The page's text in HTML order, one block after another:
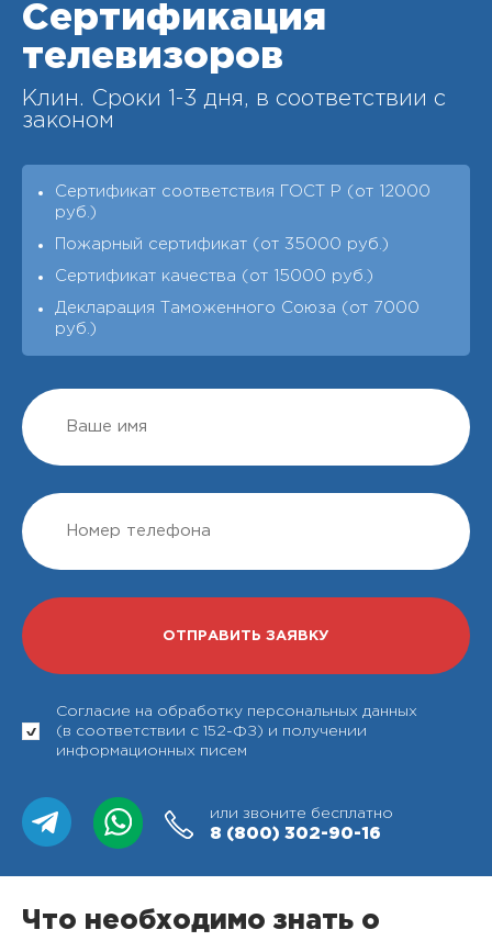
Сертификация
телевизоров
Клин. Cроки 1-3 дня, в соответствии с
законом
Сертификат соответствия ГОСТ Р (от 12000
руб.)
Пожарный сертификат (от 35000 руб.)
Сертификат качества (от 15000 руб.)
Декларация Таможенного Союза (от 7000
руб.)
Согласие на обработку персональных данных
(в соответствии с 152-ФЗ) и получении
информационных писем
или звоните бесплатно
8 (800) 302-90-16
Что необходимо знать о